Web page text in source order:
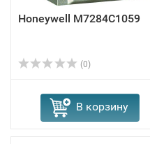
Honeywell M7284C1059
(0)
В корзину